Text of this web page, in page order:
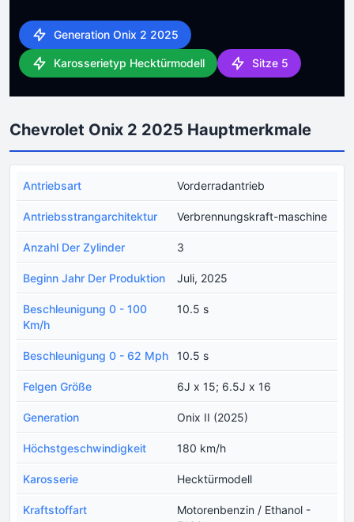
Generation Onix 2 2025
Karosserietyp Hecktürmodell Sitze 5
Chevrolet Onix 2 2025 Hauptmerkmale
Antriebsart Vorderradantrieb
Antriebsstrangarchitektur Verbrennungskraft-maschine
Anzahl Der Zylinder 3
Beginn Jahr Der Produktion Juli, 2025
Beschleunigung 0 - 100
Km/h
10.5 s
Beschleunigung 0 - 62 Mph 10.5 s
Felgen Größe 6J x 15; 6.5J x 16
Generation Onix II (2025)
Höchstgeschwindigkeit 180 km/h
Karosserie Hecktürmodell
Kraftstoffart
Motorenbenzin / Ethanol -